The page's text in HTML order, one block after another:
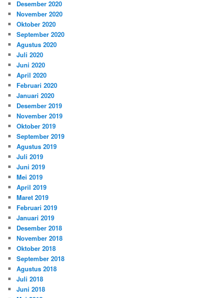
Desember 2020
November 2020
Oktober 2020
September 2020
Agustus 2020
Juli 2020
Juni 2020
April 2020
Februari 2020
Januari 2020
Desember 2019
November 2019
Oktober 2019
September 2019
Agustus 2019
Juli 2019
Juni 2019
Mei 2019
April 2019
Maret 2019
Februari 2019
Januari 2019
Desember 2018
November 2018
Oktober 2018
September 2018
Agustus 2018
Juli 2018
Juni 2018